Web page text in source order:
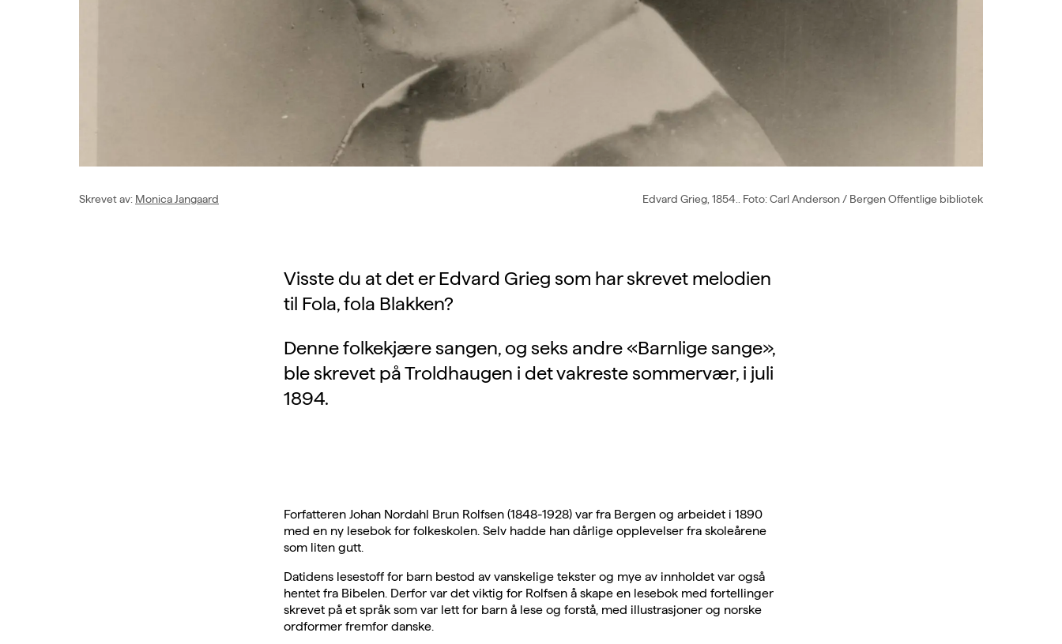
Skrevet av: Monica Jangaard Edvard Grieg, 1854.. Foto: Carl Anderson / Bergen Offentlige bibliotek
Visste du at det er Edvard Grieg som har skrevet melodien
til Fola, fola Blakken?
Denne folkekjære sangen, og seks andre «Barnlige sange»,
ble skrevet på Troldhaugen i det vakreste sommervær, i juli
1894.
Forfatteren Johan Nordahl Brun Rolfsen (1848-1928) var fra Bergen og arbeidet i 1890
med en ny lesebok for folkeskolen. Selv hadde han dårlige opplevelser fra skoleårene
som liten gutt.
Datidens lesestoff for barn bestod av vanskelige tekster og mye av innholdet var også
hentet fra Bibelen. Derfor var det viktig for Rolfsen å skape en lesebok med fortellinger
skrevet på et språk som var lett for barn å lese og forstå, med illustrasjoner og norske
ordformer fremfor danske.